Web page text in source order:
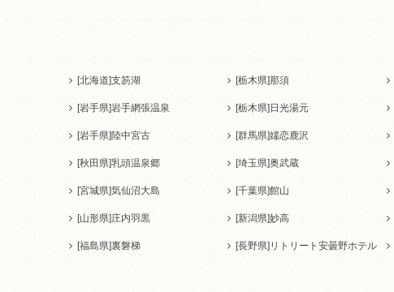
[北海道]支笏湖
[岩手県]岩手網張温泉
[岩手県]陸中宮古
[秋田県]乳頭温泉郷
[宮城県]気仙沼大島
[山形県]庄内羽黒
[福島県]裏磐梯
[栃木県]那須
[栃木県]日光湯元
[群馬県]嬬恋鹿沢
[埼玉県]奥武蔵
[千葉県]館山
[新潟県]妙高
[長野県]リトリート安曇野ホテル